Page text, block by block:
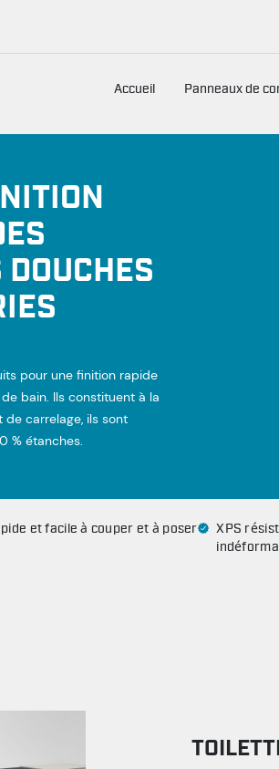
Accueil Panneaux de
DOUCHES
pour une finition rapide
bain. Ils constituent à la
carrelage, ils sont
% étanches.
et facile à couper et à poser
XPS